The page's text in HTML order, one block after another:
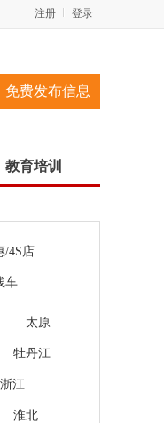
登录
注册
免费发布信息
教育培训
/4S店
车
太原
牡丹江
浙江
淮北